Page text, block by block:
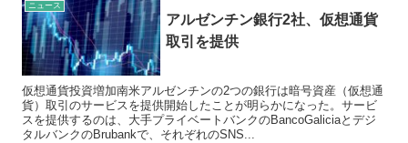
ニュース
アルゼンチン銀行2社、仮想通貨
取引を提供
仮想通貨投資増加南米アルゼンチンの2つの銀行は暗号資産（仮想通
貨）取引のサービスを提供開始したことが明らかになった。サービ
スを提供するのは、大手プライベートバンクのBancoGaliciaとデジ
タルバンクのBrubankで、それぞれのSNS...